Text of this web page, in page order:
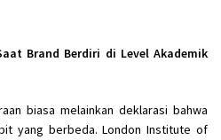
Brand Berdiri di Level Akademik
biasa melainkan deklarasi bahwa
yang berbeda. London Institute of